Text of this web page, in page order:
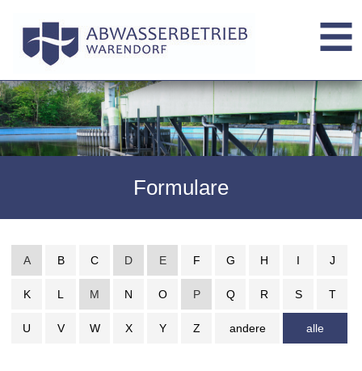
Formulare
alle
A B C D E F G H I J
K L M N O P Q R S T
U V W X Y Z andere